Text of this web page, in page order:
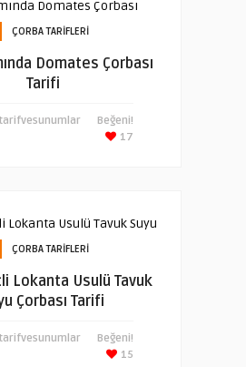
ÇORBA TARIFLERI
Domates Çorbası
Tarifi
Beğeni!
17
ÇORBA TARIFLERI
Lokanta Usulü Tavuk
Çorbası Tarifi
Beğeni!
15